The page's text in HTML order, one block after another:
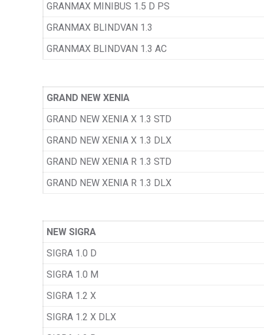
GRANMAX MINIBUS 1.5 D PS
GRANMAX BLINDVAN 1.3
GRANMAX BLINDVAN 1.3 AC
GRAND NEW XENIA
GRAND NEW XENIA X 1.3 STD
GRAND NEW XENIA X 1.3 DLX
GRAND NEW XENIA R 1.3 STD
GRAND NEW XENIA R 1.3 DLX
NEW SIGRA
SIGRA 1.0 D
SIGRA 1.0 M
SIGRA 1.2 X
SIGRA 1.2 X DLX